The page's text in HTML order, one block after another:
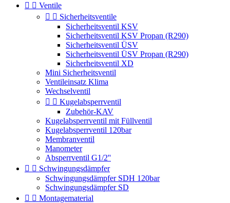
  Ventile
  Sicherheitsventile
Sicherheitsventil KSV
Sicherheitsventil KSV Propan (R290)
Sicherheitsventil ÜSV
Sicherheitsventil ÜSV Propan (R290)
Sicherheitsventil XD
Mini Sicherheitsventil
Ventileinsatz Klima
Wechselventil
  Kugelabsperrventil
Zubehör-KAV
Kugelabsperrventil mit Füllventil
Kugelabsperrventil 120bar
Membranventil
Manometer
Absperrventil G1/2''
  Schwingungsdämpfer
Schwingungsdämpfer SDH 120bar
Schwingungsdämpfer SD
  Montagematerial